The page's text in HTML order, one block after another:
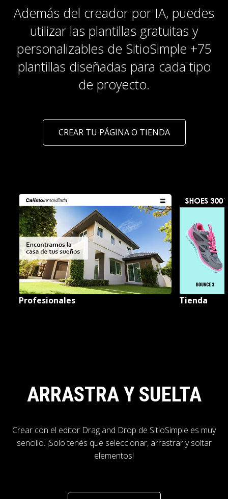
Además del creador por IA, puedes
utilizar las plantillas gratuitas y
personalizables de SitioSimple +75
plantillas diseñadas para cada tipo
de proyecto.
CREAR TU PÁGINA O TIENDA
Profesionales Tienda
ARRASTRA Y SUELTA
Crear con el editor Drag and Drop de SitioSimple es muy
sencillo. ¡Solo tenés que seleccionar, arrastrar y soltar
elementos!